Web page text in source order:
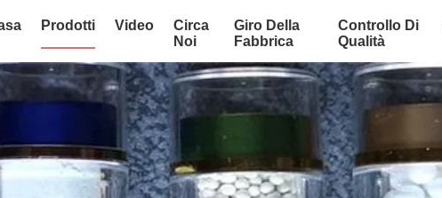
Prodotti Video
Circa
Noi
Giro Della
Fabbrica
Controllo Di
Qualità